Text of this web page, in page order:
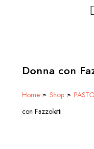
Donna con
Home➣ Shop➣
con Fazzoletti